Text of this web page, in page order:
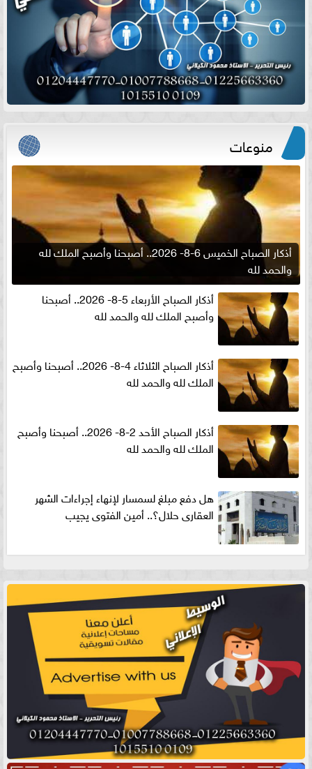
منوعات
أذكار الصباح الخميس 6-8- 2026.. أصبحنا وأصبح الملك لله
والحمد لله
أذكار الصباح الأربعاء 5-8- 2026.. أصبحنا
وأصبح الملك لله والحمد لله
أذكار الصباح الثلاثاء 4-8- 2026.. أصبحنا وأصبح
الملك لله والحمد لله
أذكار الصباح الأحد 2-8- 2026.. أصبحنا وأصبح
الملك لله والحمد لله
هل دفع مبلغ لسمسار لإنهاء إجراءات الشهر
العقارى حلال؟.. أمين الفتوى يجيب